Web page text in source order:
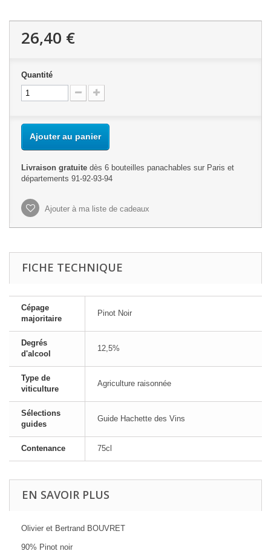
26,40 €
Quantité
Ajouter au panier
Livraison gratuite dès 6 bouteilles panachables sur Paris et
départements 91-92-93-94
Ajouter à ma liste de cadeaux
FICHE TECHNIQUE
Cépage
majoritaire
Pinot Noir
Degrés
d'alcool
12,5%
Type de
viticulture
Agriculture raisonnée
Sélections
guides
Guide Hachette des Vins
Contenance 75cl
EN SAVOIR PLUS
Olivier et Bertrand BOUVRET
90% Pinot noir